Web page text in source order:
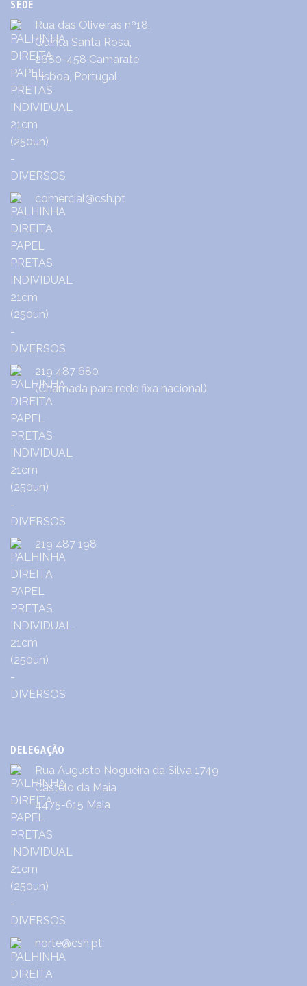
SEDE
Rua das Oliveiras nº18,
Quinta Santa Rosa,
2680-458 Camarate
Lisboa, Portugal
comercial@csh.pt
219 487 680
(Chamada para rede fixa nacional)
219 487 198
DELEGAÇÃO
Rua Augusto Nogueira da Silva 1749
Castêlo da Maia
4475-615 Maia
norte@csh.pt